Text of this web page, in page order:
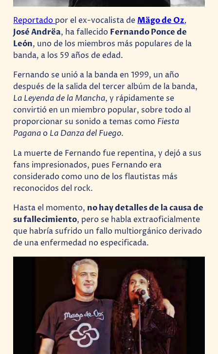
Reportado por el ex-vocalista de Mägo de Oz,
José Andrëa, ha fallecido Fernando Ponce de
León, uno de los miembros más populares de la
banda, a los 59 años de edad.
Fernando se unió a la banda en 1999, un año
después de la salida del tercer albúm de la banda,
La Leyenda de la Mancha, y rápidamente se
convirtió en un miembro popular, sobre todo al
proporcionar su sonido a temas como Fiesta
Paganao La Danza del Fuego.
La muerte de Fernando fue repentina, y dejó a sus
fans impresionados, pues Fernando era
considerado como uno de los flautistas más
reconocidos del rock.
Hasta el momento, no hay detalles de la causa de
su fallecimiento, pero se habla extraoficialmente
que habría sufrido un fallo multiorgánico derivado
de una enfermedad no especificada.